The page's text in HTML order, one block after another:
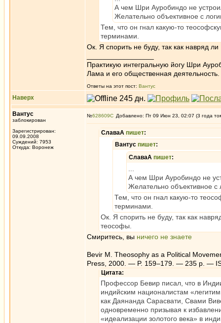
А чем Шри Ауробиндо не
Желательно объективное с
Тем, что он гнал какую-то
терминами.
Ок. Я спорить не буду, так как навряд
Практикую интегральную йогу Шри
Лама и его общественная деятельность.
Ответы на этот пост: Вантус
Наверх
Вантус
заблокирован
Зарегистрирован:
09.09.2008
Суждений: 7953
Откуда: Воронеж
№628609 Добавлено: Пт 09 Июн 23, 02:07 (3 года
СлаваА пишет:
Вантус пишет:
СлаваА пишет:
А чем Шри Ауробиндо не
Желательно объективное с
Тем, что он гнал какую-то
терминами.
Ок. Я спорить не буду, так как
теософы.
Смиритесь, вы ничего не знаете
Bevir M. Theosophy as a Political
Press, 2000. — P. 159–179. — 235 p. —
Цитата:
Профессор Бевир писал, что в
индийским националистам
как Даянанда Сарасвати, Свами
одновременно призывая к
«идеализации золотого века» в